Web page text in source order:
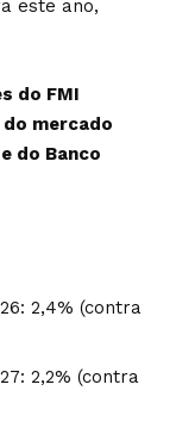
este ano,
do FMI
mercado
do Banco
2,4% (contra
2,2% (contra